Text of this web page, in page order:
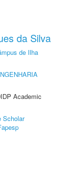
da Silva
de Ilha
Academic
Scholar